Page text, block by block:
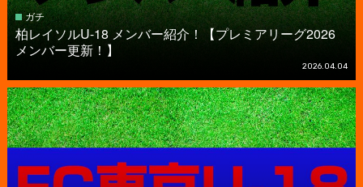
ガチ
柏レイソルU-18 メンバー紹介！【プレミアリーグ2026
メンバー更新！】
2026.04.04